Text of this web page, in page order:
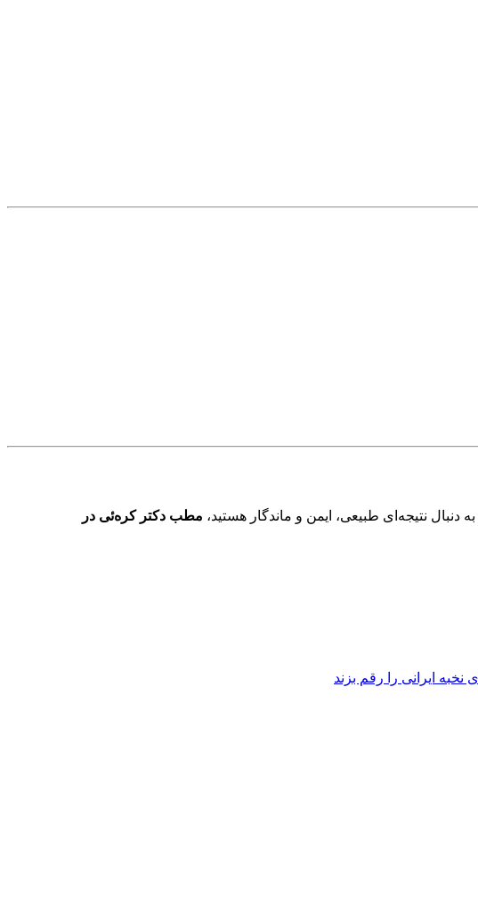
نتیجه‌ای طبیعی، ایمن و ماندگار هستید، مطب دکتر کره‌ئی در
ایرانی را رقم بزند